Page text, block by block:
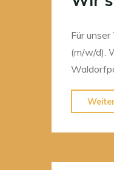
Für
(m/w/d).